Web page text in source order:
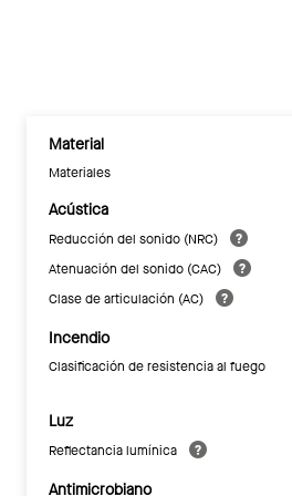
Material
Materiales
Acústica
Reducción del sonido (NRC)
Atenuación del sonido (CAC)
Clase de articulación (AC)
Incendio
Clasificación de resistencia al fuego
Luz
Reflectancia lumínica
Antimicrobiano